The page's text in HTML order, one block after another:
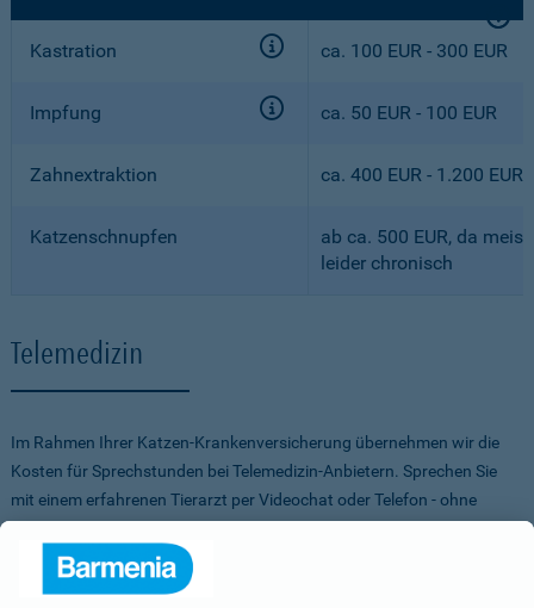
Kastration ca. 100 EUR - 300 EUR
Impfung ca. 50 EUR - 100 EUR
Zahnextraktion ca. 400 EUR - 1.200 EUR
Katzenschnupfen
ab ca. 500 EUR, da
leider chronisch
Telemedizin
Im Rahmen Ihrer Katzen-Krankenversicherung übernehmen wir die
Kosten für Sprechstunden bei Telemedizin-Anbietern. Sprechen Sie
mit einem erfahrenen Tierarzt per Videochat oder Telefon - ohne
Stress für Sie und Ihr Tier.
Um Ihnen die Auswahl der Anbieter zu erleichtern, haben wir vorab
Anbieter verglichen, getestet und Vorteile für Sie vereinbart. Sowohl